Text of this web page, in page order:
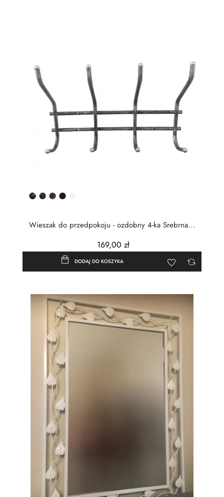
ZłotaSrebrna
Miedziana
Czarny
Wieszak do przedpokoju - ozdobny 4-ka Srebrna...
169,00 zł
DODAJ DO KOSZYKA